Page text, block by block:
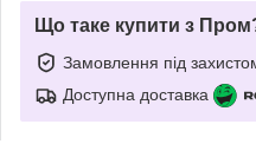
Що таке купити з
Замовлення під
Доступна доставка